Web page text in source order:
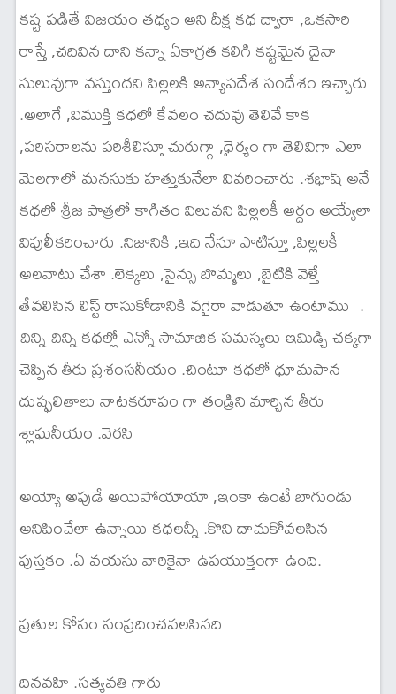
కష్ట పడితే విజయం తధ్యం అని దీక్ష కధ ద్వారా ,ఒకసారి
రాస్తే ,చదివిన దాని కన్నా ఏకాగ్రత కలిగి కష్టమైన దైనా
సులువుగా వస్తుందని పిల్లలకి అన్యాపదేశ సందేశం ఇచ్చారు
.అలాగే ,విముక్తి కధలో కేవలం చదువు తెలివే కాక
,పరిసరాలను పరిశీలిస్తూ చురుగ్గా ,ధైర్యం గా తెలివిగా ఎలా
మెలగాలో మనసుకు హత్తుకునేలా వివరించారు .శభాష్ అనే
కధలో శ్రీజ పాత్రలో కాగితం విలువని పిల్లలకీ అర్దం అయ్యేలా
విపులీకరించారు .నిజానికి ,ఇది నేనూ పాటిస్తూ ,పిల్లలకీ
అలవాటు చేశా .లెక్కలు ,సైన్సు బొమ్మలు ,బైటికి వెళ్తే
తేవలిసిన లిస్ట్ రాసుకోడానికి వగైరా వాడుతూ ఉంటాము .
చిన్ని చిన్ని కధల్లో ఎన్నో సామాజిక సమస్యలు ఇమిడ్చి చక్కగా
చెప్పిన తీరు ప్రశంసనీయం .చింటూ కధలో ధూమపాన
దుష్ఫలితాలు నాటకరూపం గా తండ్రిని మార్చిన తీరు
శ్లాఘనీయం .వెరసి
అయ్యో అపుడే అయిపోయాయా ,ఇంకా ఉంటే బాగుండు
అనిపించేలా ఉన్నాయి కధలన్నీ .కొని దాచుకోవలసిన
పుస్తకం .ఏ వయసు వారికైనా ఉపయుక్తంగా ఉంది.
ప్రతుల కోసం సంప్రదించవలసినది
దినవహి .సత్యవతి గారు